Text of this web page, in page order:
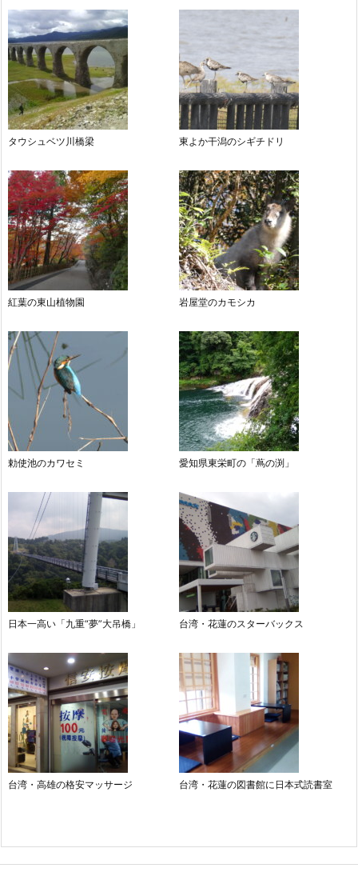
タウシュベツ川橋梁 東よか干潟のシギチドリ
紅葉の東山植物園 岩屋堂のカモシカ
勅使池のカワセミ 愛知県東栄町の「蔦の渕」
日本一高い「九重“夢”大吊橋」 台湾・花蓮のスターバックス
台湾・高雄の格安マッサージ 台湾・花蓮の図書館に日本式読書室